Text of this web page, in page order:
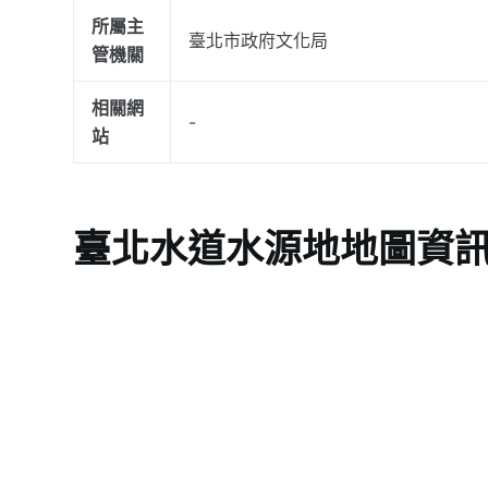
所屬主
管機關
臺北市政府文化局
相關網
站
-
臺北水道水源地地圖資